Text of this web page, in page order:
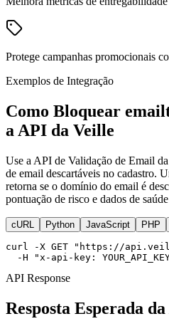
Protege campanhas promocionais
Exemplos de Integração
Como Bloquear
a API da Veille
Use a API de Validação de Email
de email descartáveis no cadastro.
retorna se o domínio do email é
pontuação de risco e dados de
cURL Python JavaScript PHP
curl -X GET "https://
-H "x-api-key:
API Response
Resposta Esperada